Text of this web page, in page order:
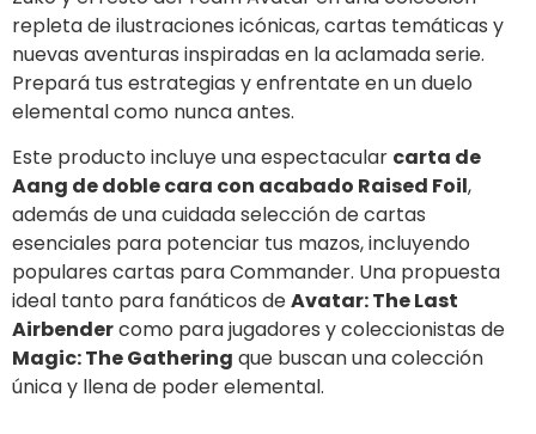
repleta de ilustraciones icónicas, cartas temáticas y
nuevas aventuras inspiradas en la aclamada serie.
Prepará tus estrategias y enfrentate en un duelo
elemental como nunca antes.
Este producto incluye una espectacular carta de
Aang de doble cara con acabado Raised Foil,
además de una cuidada selección de cartas
esenciales para potenciar tus mazos, incluyendo
populares cartas para Commander. Una propuesta
ideal tanto para fanáticos deAvatar: The Last
Airbendercomo para jugadores y coleccionistas de
Magic: The Gathering que buscan una colección
única y llena de poder elemental.